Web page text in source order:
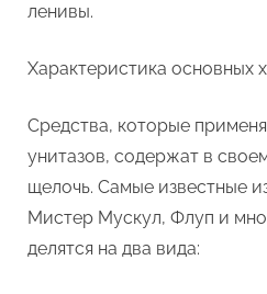
ленивы.
Характеристика основных
Средства, которые
унитазов, содержат в
щелочь. Самые известные
Мистер Мускул, Флуп и
делятся на два вида: